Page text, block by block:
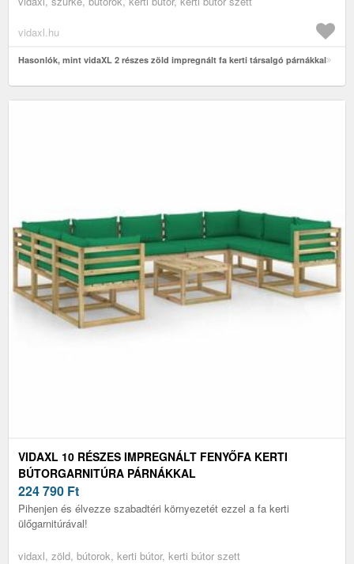
vidaxl.hu
Hasonlók, mint vidaXL 2 részes zöld impregnált fa kerti társalgó párnákkal
VIDAXL 10 RÉSZES IMPREGNÁLT FENYŐFA KERTI
BÚTORGARNITÚRA PÁRNÁKKAL
224 790 Ft
Pihenjen és élvezze szabadtéri környezetét ezzel a fa kerti
ülőgarnitúrával!
vidaxl, zöld, bútorok, kerti bútor, kerti bútor szett